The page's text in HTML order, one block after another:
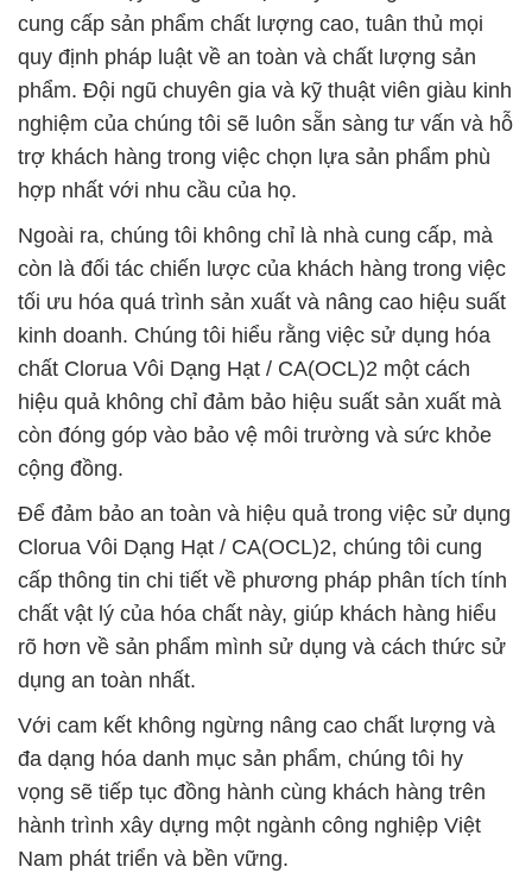
cung cấp sản phẩm chất lượng cao, tuân thủ mọi
quy định pháp luật về an toàn và chất lượng sản
phẩm. Đội ngũ chuyên gia và kỹ thuật viên giàu kinh
nghiệm của chúng tôi sẽ luôn sẵn sàng tư vấn và hỗ
trợ khách hàng trong việc chọn lựa sản phẩm phù
hợp nhất với nhu cầu của họ.
Ngoài ra, chúng tôi không chỉ là nhà cung cấp, mà
còn là đối tác chiến lược của khách hàng trong việc
tối ưu hóa quá trình sản xuất và nâng cao hiệu suất
kinh doanh. Chúng tôi hiểu rằng việc sử dụng hóa
chất Clorua Vôi Dạng Hạt / CA(OCL)2 một cách
hiệu quả không chỉ đảm bảo hiệu suất sản xuất mà
còn đóng góp vào bảo vệ môi trường và sức khỏe
cộng đồng.
Để đảm bảo an toàn và hiệu quả trong việc sử dụng
Clorua Vôi Dạng Hạt / CA(OCL)2, chúng tôi cung
cấp thông tin chi tiết về phương pháp phân tích tính
chất vật lý của hóa chất này, giúp khách hàng hiểu
rõ hơn về sản phẩm mình sử dụng và cách thức sử
dụng an toàn nhất.
Với cam kết không ngừng nâng cao chất lượng và
đa dạng hóa danh mục sản phẩm, chúng tôi hy
vọng sẽ tiếp tục đồng hành cùng khách hàng trên
hành trình xây dựng một ngành công nghiệp Việt
Nam phát triển và bền vững.